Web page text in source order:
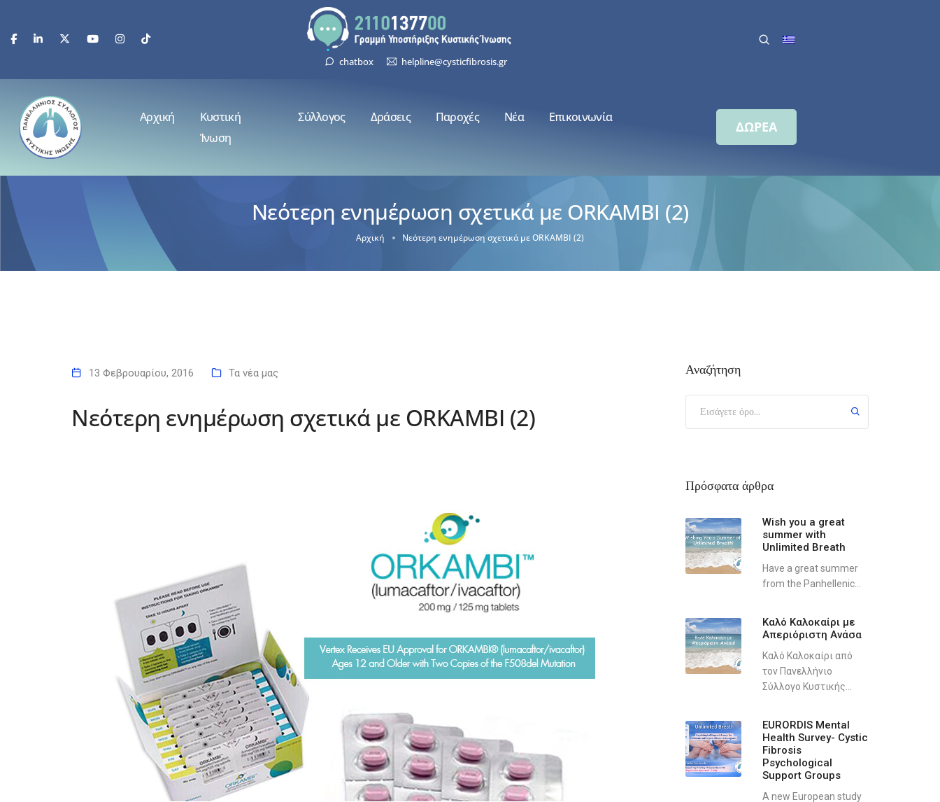
chatbox helpline@cysticfibrosis.gr
Αρχική
Κυστική
Ίνωση
Σύλλογος Δράσεις Παροχές Νέα Επικοινωνία
ΔΩΡΕΑ
Νεότερη ενημέρωση σχετικά με ORKAMBI (2)
Αρχική Νεότερη ενημέρωση σχετικά με ORKAMBI (2)
13 Φεβρουαρίου, 2016 Τα νέα μας
Νεότερη ενημέρωση σχετικά με ORKAMBI (2)
Αναζήτηση
Πρόσφατα άρθρα
Wish you a great
summer with
Unlimited Breath
Have a great summer
from the Panhellenic...
Καλό Καλοκαίρι με
Απεριόριστη Ανάσα
Καλό Καλοκαίρι από
τον Πανελλήνιο
Σύλλογο Κυστικής...
EURORDIS Mental
Health Survey- Cystic
Fibrosis
Psychological
Support Groups
A new European study